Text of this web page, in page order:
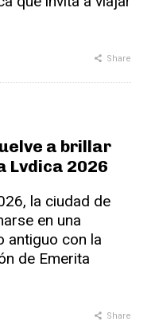
Share
a brillar
Lvdica 2026
la ciudad de
en una
antiguo con la
de Emerita
Share